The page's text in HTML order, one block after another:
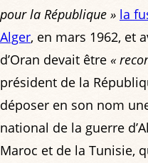
pour la République » la
Alger, en mars 1962, et
d’Oran devait être «
président de la
déposer en son nom
national de la guerre
Maroc et de la Tunisie,